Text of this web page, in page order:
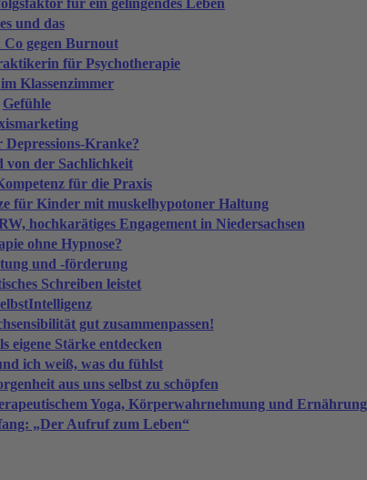
und das
Co gegen Burnout
für Psychotherapie
Klassenzimmer
Gefühle
Depressions-Kranke?
von der Sachlichkeit
für die Praxis
für Kinder mit muskelhypotoner Haltung
hochkarätiges Engagement in Niedersachsen
ohne Hypnose?
und -förderung
Schreiben leistet
gut zusammenpassen!
eigene Stärke entdecken
ich weiß, was du fühlst
aus uns selbst zu schöpfen
Yoga, Körperwahrnehmung und Ernährung
„Der Aufruf zum Leben“